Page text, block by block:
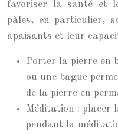
favoriser la santé et
pâles, en particulier,
apaisants et leur
Porter la pierre en
ou une bague
de la pierre en
Méditation : placer
pendant la